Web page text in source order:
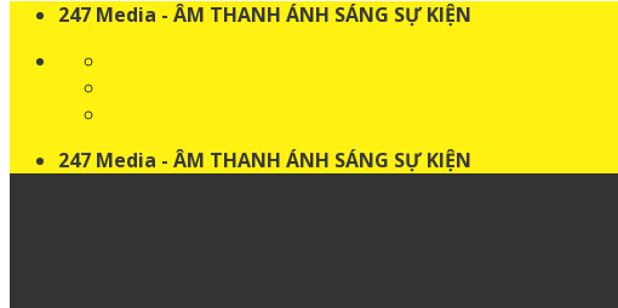
247 Media - ÂM THANH ÁNH SÁNG SỰ KIỆN
247 Media - ÂM THANH ÁNH SÁNG SỰ KIỆN